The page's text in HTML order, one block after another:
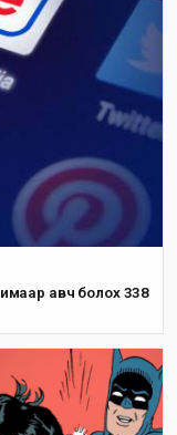
авч болох 338